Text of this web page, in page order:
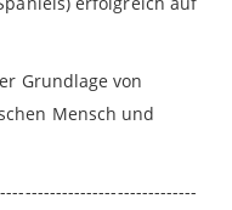
Grundlage von
Mensch und